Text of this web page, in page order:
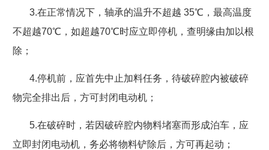
3.在正常情况下，轴承的温升不超越 35℃，最高温度
不超越70℃，如超越70℃时应立即停机，查明缘由加以根
除；
4.停机前，应首先中止加料任务，待破碎腔内被破碎
物完全排出后，方可封闭电动机；
5.在破碎时，若因破碎腔内物料堵塞而形成泊车，应
立即封闭电动机，务必将物料铲除后，方可再起动；